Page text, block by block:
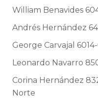
William Benavides
Andrés Hernández
George Carvajal
Leonardo Navarro
Corina Hernández
Norte